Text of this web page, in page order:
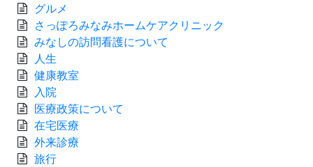
グルメ
さっぽろみなみホームケアクリニック
みなしの訪問看護について
人生
健康教室
入院
医療政策について
在宅医療
外来診療
旅行